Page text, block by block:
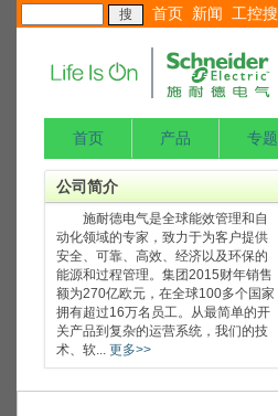
首页 新闻 工控搜
首页 产品 专题
公司简介
施耐德电气是全球能效管理和自
动化领域的专家，致力于为客户提供
安全、可靠、高效、经济以及环保的
能源和过程管理。集团2015财年销售
额为270亿欧元，在全球100多个国家
拥有超过16万名员工。从最简单的开
关产品到复杂的运营系统，我们的技
术、软... 更多>>